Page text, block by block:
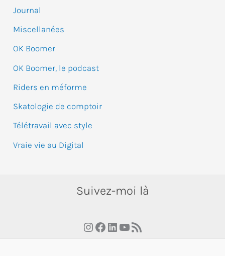
r
Journal
Miscellanées
OK Boomer
OK Boomer, le podcast
Riders en méforme
Skatologie de comptoir
Télétravail avec style
Vraie vie au Digital
Suivez-moi là
Instagram
Facebook
LinkedIn
YouTube
RSS Feed